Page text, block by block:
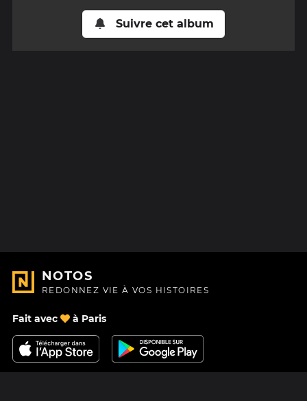
Suivre cet album
NOTOS
REDONNEZ VIE À VOS HISTOIRES
Fait avec à Paris